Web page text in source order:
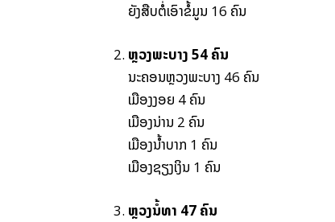
ຍັງສືບຕໍ່ເອົາຂໍ້ມູນ 16 ຄົນ
ຫຼວງພະບາງ 54 ຄົນ
ນະຄອນຫຼວງພະບາງ 46 ຄົນ
ເມືອງງອຍ 4 ຄົນ
ເມືອງນ່ານ 2 ຄົນ
ເມືອງນ້ຳບາກ 1 ຄົນ
ເມືອງຊຽງເງິນ 1 ຄົນ
ຫຼວງນໍ້ທາ 47 ຄົນ